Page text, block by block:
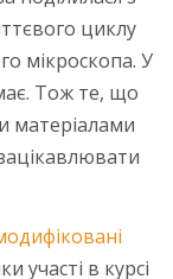
циклу
мікроскопа. У
Тож те, що
матеріалами
участі в курсі